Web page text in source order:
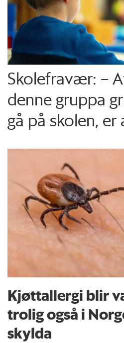
Skolefravær: –
denne gruppa
gå på skolen, er
Kjøttallergi blir
trolig også i
skylda